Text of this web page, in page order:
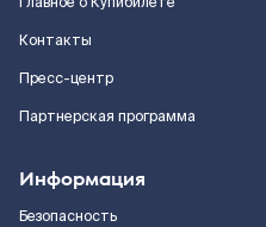
Контакты
Пресс-центр
Партнерская программа
Информация
Безопасность